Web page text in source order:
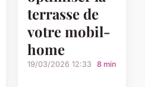
terrasse de
votre mobil-
home
19/03/2026 12:33 8 min